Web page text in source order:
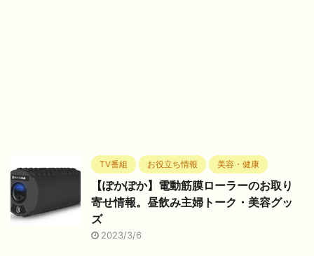
TV番組 お役立ち情報 美容・健康
【ぽかぽか】電動筋膜ローラーのお取り
寄せ情報。昼飲み主婦トーク・美容グッ
ズ
2023/3/6